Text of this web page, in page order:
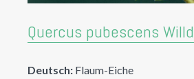
Quercus pubescens
Deutsch: Flaum-Eiche